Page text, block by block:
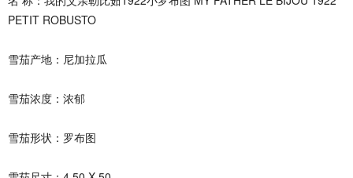
PETIT ROBUSTO
雪茄产地：尼加拉瓜
雪茄浓度：浓郁
雪茄形状：罗布图